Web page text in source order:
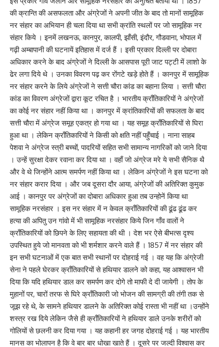
की क्रान्ति की असफलता और अंग्रेजों ने अपनी जीत के बाद तो मानों सामूहिक
नर संहार का अभियान ही चला दिया था सभी क्रांति स्थलों पर जो सामूहिक नर
संहार किये । इनमें लखनऊ, कानपुर, कालपी, झाँसी, इंदौर, गौडवाना, भोपाल में
गढ़ी अम्बापानी की घटनायें इतिहास में दर्ज हैं । इसी प्रकार दिल्ली पर दोबारा
अधिकार करने के बाद अंग्रेजों ने दिल्ली के आसपास पूरी जाट पट्टी में लाशो के
ढेर लगा दिये थे । उनका विवरण पढ़ कर रोंगटे खड़े होते हैं । कानपुर में सामूहिक
नर संहार करने के लिये अंग्रेजों ने सत्ती चौरा कांड का बहाना लिया । सत्ती चौरा
कांड का विवरण अंग्रेजों द्वारा कूट रचित है । भारतीय क्राँतिकारियों ने अंग्रेजों
का कोई नर संहार नहीं किया था । कानपुर में क्रांतिकारियों की सफलता के बाद
सत्ती चौरा में अंग्रेज समूह एकत्र हो गया था । यह समूह क्राँतिकारियों से घिरा
हुआ था । लेकिन क्राँतिकारियों ने किसी को क्षति नहीं पहुँचाई । नाना साहब
पेशवा ने अंग्रेज स्त्री बच्चों, पादरियों सहित सभी सामान्य नागरिकों को जाने दिया
। उन्हें सुरक्षा देकर रवाना कर दिया था । वहाँ जो अंग्रेज मरे ये सभी सैनिक थै
और वे थे जिन्होंने आत्म समर्पण नहीं किया था । लेकिन अंग्रेजों ने इस घटना को
नर संहार करार दिया । और जब दूसरा दौर आया, अंग्रेजों की अतिरिक्त कुमुक
आई । कानपुर पर अंग्रेजों का दोबारा अधिकार हुआ तब उन्होनें किया था
सामूहिक नरसंहार । इस नर संहार में न केवल क्राँतिकारियों की ढूंढ ढूंढ कर
हत्या की अपितु उन गांवो में भी सामूहिक नरसंहार किये जिन गाँव वालों ने
क्राँतिकारियों को छिपने के लिए सहायता की थी । देश भर ऐसे बीभत्स दृश्य
उपस्थित हुये जो मानवता को भी शर्मशार करने वाले हैं । 1857 में नर संहार की
इन सभी घटनाओं में एक बात सभी स्थानों पर दोहराई गई । वह यह कि अंग्रेजी
सेना ने पहले घेरकर क्राँतिकारियों से हथियार डालने को कहा, यह आश्वासन भी
दिया कि यदि हथियार डाल कर समर्पण कर दोगे तो माफी दे दी जायेगी । तोप के
मुहानों पर, चारों तरफ से घिरे क्राँतिकारी जो भोजन की सामग्री की तंगी तक से
जूझ रहे थे, के सामने हथियार डालने के अतिरिक्त कोई रास्ता भी नहीं था ।उन्होंने
शस्त्र रख दिये लेकिन जैसे ही क्राँतिकारियों ने हथियार डाले उनके शरीरों को
गोलियों से छलनी कर दिया गया । यह कहानी हर जगह दोहराई गई । यह भारतीय
मानस का भोलापन है कि वे बार बार धोखा खाते हैं । दूसरे पर जल्दी विश्वास कर